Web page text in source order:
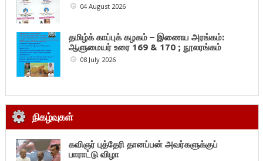
04 August 2026
தமிழ்க் காப்புக் கழகம் – இணைய அரங்கம்:
ஆளுமையர் உரை 169 & 170 ; நூலரங்கம்
08 July 2026
நிகழ்வுகள்
கவிஞர் புத்தேரி தானப்பன் அவர்களுக்குப்
பாராட்டு விழா